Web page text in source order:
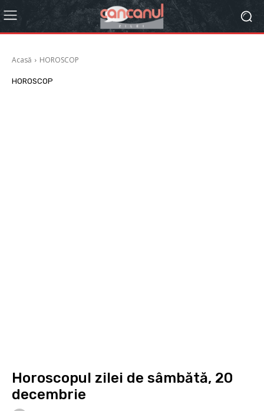
Acasă HOROSCOP
HOROSCOP
Horoscopul zilei de sâmbătă, 20
decembrie